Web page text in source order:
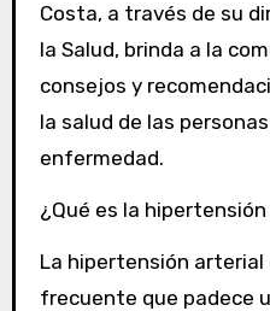
Costa, a través de su
la Salud, brinda a la
consejos y
la salud de las
enfermedad.
¿Qué es la
La hipertensión
frecuente que padece